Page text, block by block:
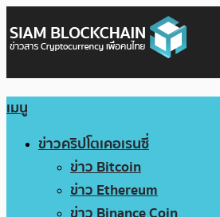
เมนู
ข่าวคริปโตเคอเรนซี่
ข่าว Bitcoin
ข่าว Ethereum